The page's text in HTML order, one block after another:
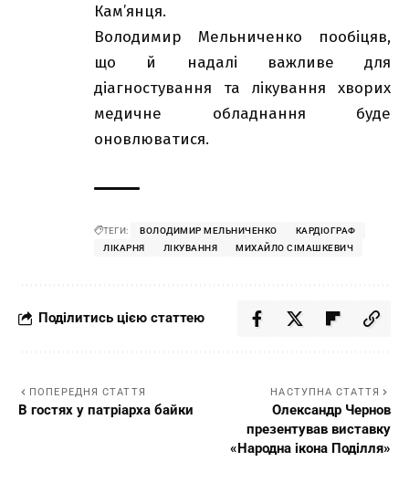
Кам’янця.
Володимир Мельниченко пообіцяв,
що й надалі важливе для
діагностування та лікування хворих
медичне обладнання буде
оновлюватися.
ТЕГИ: ВОЛОДИМИР МЕЛЬНИЧЕНКО
КАРДІОГРАФ
ЛІКАРНЯ
ЛІКУВАННЯ МИХАЙЛО СІМАШКЕВИЧ
Поділитись цією статтею
ПОПЕРЕДНЯ СТАТТЯ
В гостях у патріарха байки
НАСТУПНА СТАТТЯ
Олександр Чернов
презентував виставку
«Народна ікона Поділля»